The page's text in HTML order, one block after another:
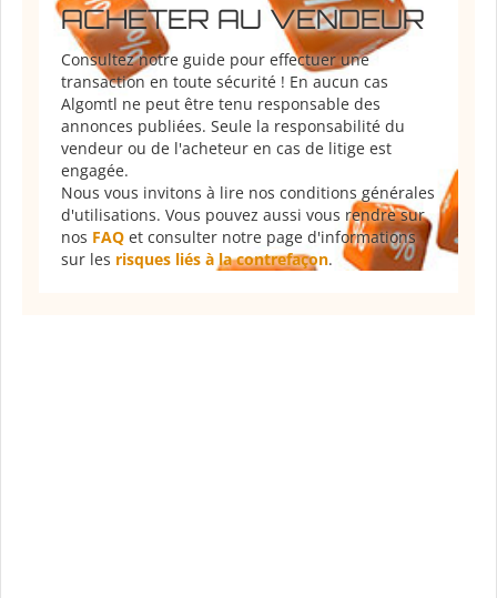
ACHETER AU VENDEUR
Consultez notre guide pour effectuer une
transaction en toute sécurité ! En aucun cas
Algomtl ne peut être tenu responsable des
annonces publiées. Seule la responsabilité du
vendeur ou de l'acheteur en cas de litige est
engagée.
Nous vous invitons à lire nos conditions générales
d'utilisations. Vous pouvez aussi vous rendre sur
nos FAQ et consulter notre page d'informations
sur les risques liés à la contrefaçon.